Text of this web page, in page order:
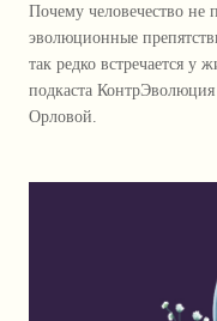
Почему человечество
эволюционные
так редко встречается
подкаста
Орловой.